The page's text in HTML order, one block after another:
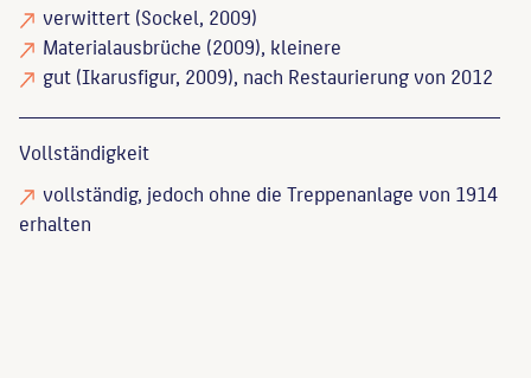
verwittert(Sockel, 2009)
Materialausbrüche (2009), kleinere
gut(Ikarusfigur, 2009), nach Restaurierung von 2012
Vollständigkeit
vollständig, jedoch ohne die Treppenanlage von 1914
erhalten